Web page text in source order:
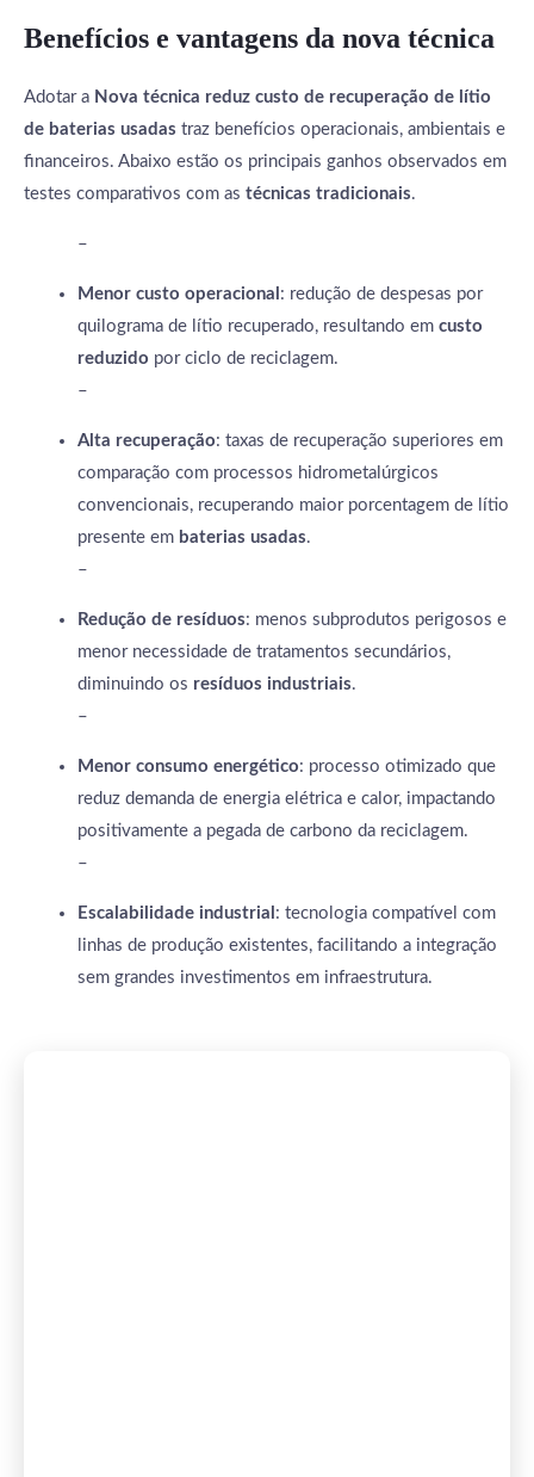
Benefícios e vantagens da nova técnica
Adotar a Nova técnica reduz custo de recuperação de lítio
de baterias usadas traz benefícios operacionais, ambientais e
financeiros. Abaixo estão os principais ganhos observados em
testes comparativos com as técnicas tradicionais.
–
Menor custo operacional : redução de despesas por
quilograma de lítio recuperado, resultando em custo
reduzido por ciclo de reciclagem.
–
Alta recuperação: taxas de recuperação superiores em
comparação com processos hidrometalúrgicos
convencionais, recuperando maior porcentagem de lítio
presente em baterias usadas.
–
Redução de resíduos: menos subprodutos perigosos e
menor necessidade de tratamentos secundários,
diminuindo os resíduos industriais.
–
Menor consumo energético: processo otimizado que
reduz demanda de energia elétrica e calor, impactando
positivamente a pegada de carbono da reciclagem.
–
Escalabilidade industrial : tecnologia compatível com
linhas de produção existentes, facilitando a integração
sem grandes investimentos em infraestrutura.